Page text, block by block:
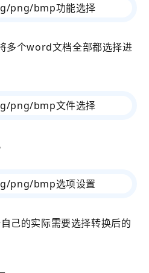
多个word文档全部都选择进
己的实际需要选择转换后的